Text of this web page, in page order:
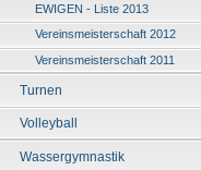
EWIGEN - Liste 2013
Vereinsmeisterschaft 2012
Vereinsmeisterschaft 2011
Turnen
Volleyball
Wassergymnastik